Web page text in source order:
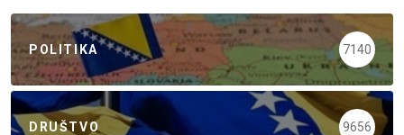
POLITIKA 7140
DRUŠTVO 9656